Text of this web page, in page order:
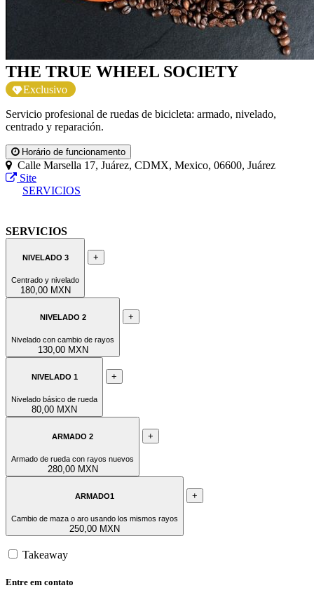
THE TRUE WHEEL SOCIETY
Exclusivo
Servicio profesional de ruedas de bicicleta: armado, nivelado,
centrado y reparación.
Horário de funcionamento
Calle Marsella 17, Juárez, CDMX, Mexico, 06600, Juárez
Site
SERVICIOS
SERVICIOS
NIVELADO 3
Centrado y nivelado
180,00 MXN
+
NIVELADO 2
Nivelado con cambio de rayos
130,00 MXN
+
NIVELADO 1
Nivelado básico de rueda
80,00 MXN
+
ARMADO 2
Armado de rueda con rayos nuevos
280,00 MXN
+
ARMADO1
Cambio de maza o aro usando los mismos rayos
250,00 MXN
+
Takeaway
Entre em contato